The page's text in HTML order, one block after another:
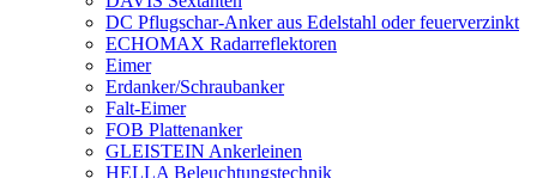
DC Pflugschar-Anker aus Edelstahl oder feuerverzinkt
ECHOMAX Radarreflektoren
Eimer
Erdanker/Schraubanker
Falt-Eimer
FOB Plattenanker
GLEISTEIN Ankerleinen
HELLA Beleuchtungstechnik